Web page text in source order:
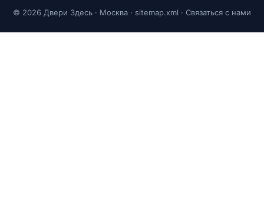
© 2026 Двери Здесь · Москва · sitemap.xml · Связаться с нами